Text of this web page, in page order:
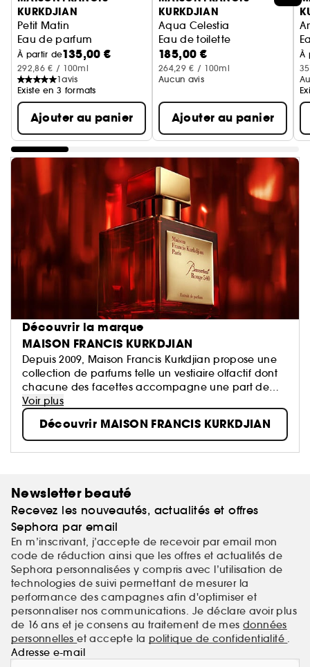
KURKDJIAN
Petit Matin
Eau de parfum
À partir de135,00 €
292,86 € / 100ml
1avis
Existe en 3 formats
Ajouter au panier
KURKDJIAN
Aqua Celestia
Eau de toilette
185,00 €
264,29 € / 100ml
Aucun avis
Ajouter au panier
À
Découvrir la marque
MAISON FRANCIS KURKDJIAN
Depuis 2009, Maison Francis Kurkdjian propose une
collection de parfums telle un vestiaire olfactif dont
chacune des facettes accompagne une part de
nous-mêmes.
Parfumeur contemporain parmi les plus célébrés,
Francis Kurkdjian a imaginé un territoire d'expression
d'un perfectionnisme sensuel et délicat.
Voir plus
Découvrir MAISON FRANCIS KURKDJIAN
Newsletter beauté
Recevez les nouveautés, actualités et offres
Sephora par email
En m’inscrivant, j’accepte de recevoir par email mon
code de réduction ainsi que les offres et actualités de
Sephora personnalisées y compris avec l’utilisation de
technologies de suivi permettant de mesurer la
performance des campagnes afin d'optimiser et
personnaliser nos communications. Je déclare avoir plus
de 16 ans et je consens au traitement de mes données
personnelleset accepte la politique de confidentialité .
Adresse e-mail